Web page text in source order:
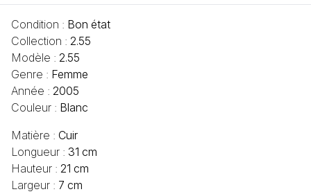
Condition : Bon état
Collection : 2.55
Modèle : 2.55
Genre : Femme
Année : 2005
Couleur : Blanc
Matière : Cuir
Longueur : 31 cm
Hauteur : 21 cm
Largeur : 7 cm